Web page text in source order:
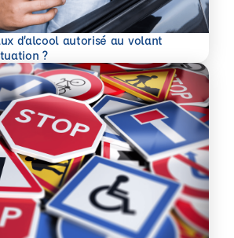
d’alcool autorisé au volant
?